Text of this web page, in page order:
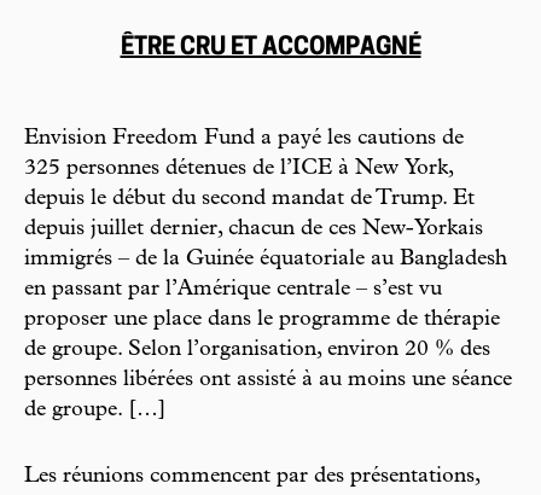
ÊTRE CRU ET ACCOMPAGNÉ
Envision Freedom Fund a payé les cautions de
325 personnes détenues de l’ICE à New York,
depuis le début du second mandat de Trump. Et
depuis juillet dernier, chacun de ces New-Yorkais
immigrés – de la Guinée équatoriale au Bangladesh
en passant par l’Amérique centrale – s’est vu
proposer une place dans le programme de thérapie
de groupe. Selon l’organisation, environ 20 % des
personnes libérées ont assisté à au moins une séance
de groupe. […]
Les réunions commencent par des présentations,